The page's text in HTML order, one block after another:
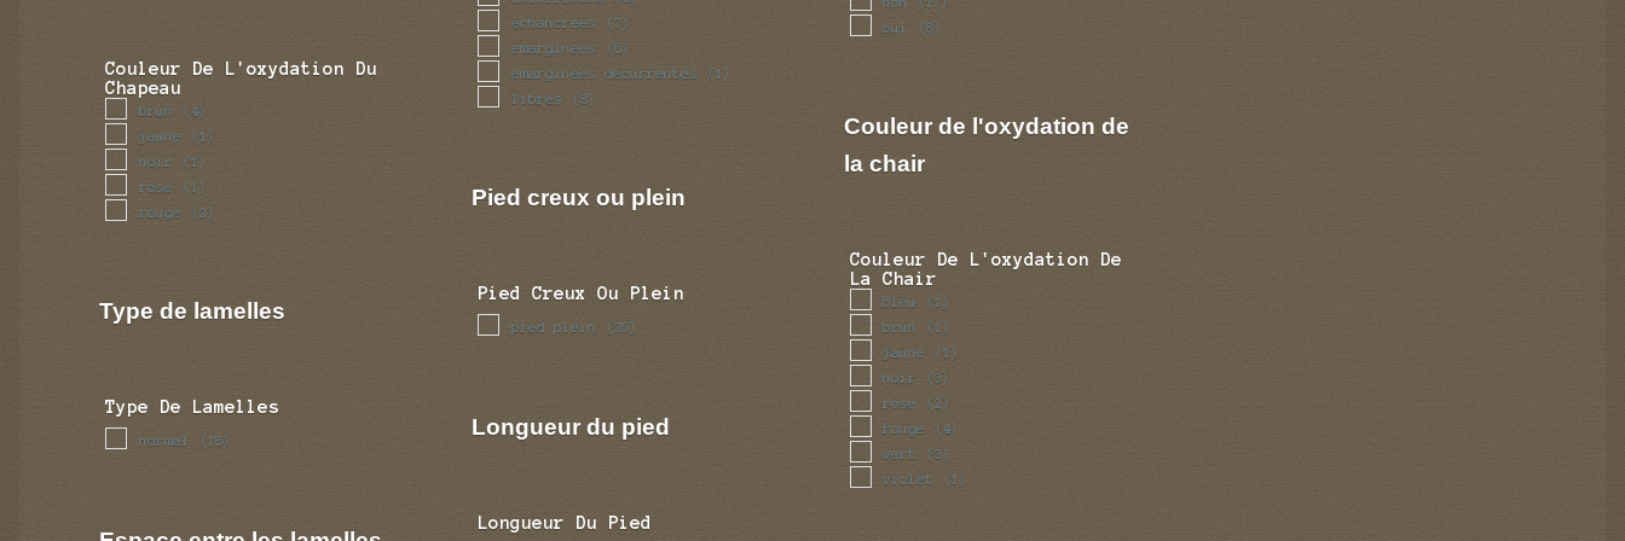
Couleur De L'oxydation Du
Chapeau
brun (4)
jaune (1)
noir (1)
rose (1)
rouge (2)
Type de lamelles
Type De Lamelles
normal (18)
echancrees (7)
emarginees (6)
emarginees decurrentes (1)
libres (8)
Pied creux ou plein
Pied Creux Ou Plein
pied plein (25)
Longueur du pied
Longueur Du Pied
oui (8)
Couleur de l'oxydation de
la chair
Couleur De L'oxydation De
La Chair
bleu (1)
brun (1)
jaune (1)
noir (3)
rose (2)
rouge (4)
vert (3)
violet (1)